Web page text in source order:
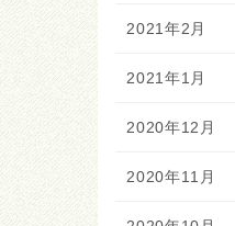
2021年2月
2021年1月
2020年12月
2020年11月